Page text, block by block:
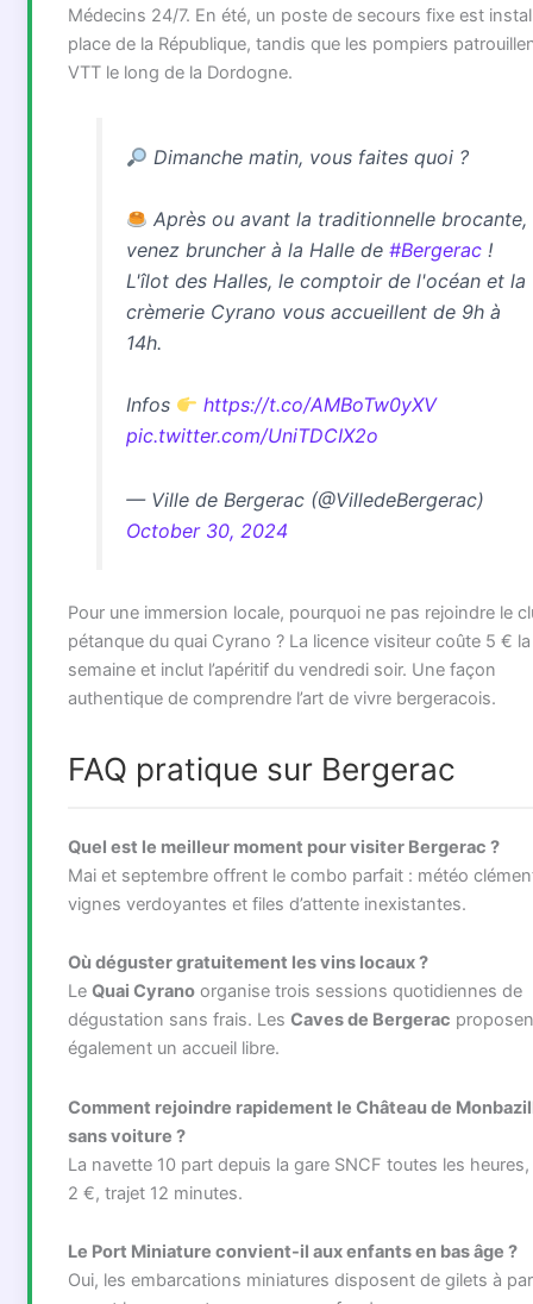
Médecins 24/7. En été, un poste de secours fixe est
place de la République, tandis que les pompiers
VTT le long de la Dordogne.
Dimanche matin, vous faites quoi ?
Après ou avant la traditionnelle brocante,
venez bruncher à la Halle de #Bergerac!
L'îlot des Halles, le comptoir de l'océan et la
crèmerie Cyrano vous accueillent de 9h à
14h.
Infos
https://t.co/AMBoTw0yXV
pic.twitter.com/UniTDCIX2o
— Ville de Bergerac (@VilledeBergerac)
October 30, 2024
Pour une immersion locale, pourquoi ne pas rejoindre le
pétanque du quai Cyrano ? La licence visiteur coûte 5 € la
semaine et inclut l’apéritif du vendredi soir. Une façon
authentique de comprendre l’art de vivre bergeracois.
FAQ pratique sur Bergerac
Quel est le meilleur moment pour visiter Bergerac ?
Mai et septembre offrent le combo parfait : météo
vignes verdoyantes et files d’attente inexistantes.
Où déguster gratuitement les vins locaux ?
Le Quai Cyranoorganise trois sessions quotidiennes de
dégustation sans frais. Les Caves de Bergerac
également un accueil libre.
Comment rejoindre rapidement le Château de
sans voiture ?
La navette 10 part depuis la gare SNCF toutes les
2 €, trajet 12 minutes.
Le Port Miniature convient-il aux enfants en bas âge ?
Oui, les embarcations miniatures disposent de gilets à